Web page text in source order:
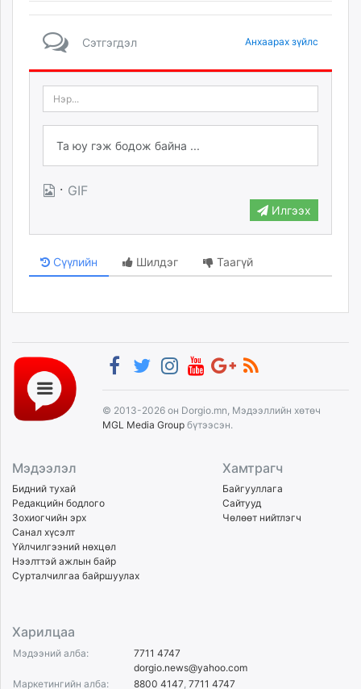
Сэтгэгдэл Анхаарах зүйлс
· GIF
Илгээх
Сүүлийн Шилдэг Таагүй
© 2013-2026 он Dorgio.mn, Мэдээллийн хөтөч
MGL Media Group бүтээсэн.
Мэдээлэл
Бидний тухай
Редакцийн бодлого
Зохиогчийн эрх
Санал хүсэлт
Үйлчилгээний нөхцөл
Нээлттэй ажлын байр
Сурталчилгаа байршуулах
Хамтрагч
Байгууллага
Сайтууд
Чөлөөт нийтлэгч
Харилцаа
Мэдээний алба:
7711 4747
dorgio.news@yahoo.com
Маркетингийн алба:
8800 4147 7711 4747